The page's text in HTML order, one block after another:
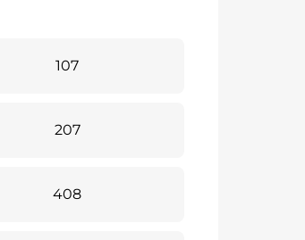
107
207
408